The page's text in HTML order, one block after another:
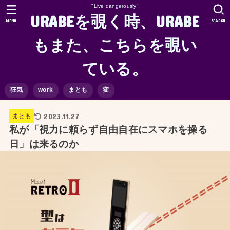
"Live dangerously"
URABEを覗く時、URABE
もまた、こちらを覗い
ている。
狂気 work まとも 変
SEARCH
MENU
まとも 2023.11.27
私が「視力に頼らず自由自在にスマホを操る
日」は来るのか